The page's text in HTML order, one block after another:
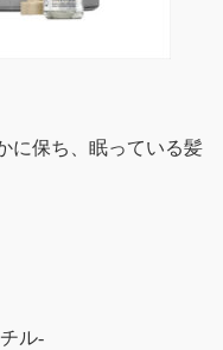
に保ち、眠っている髪
ル-